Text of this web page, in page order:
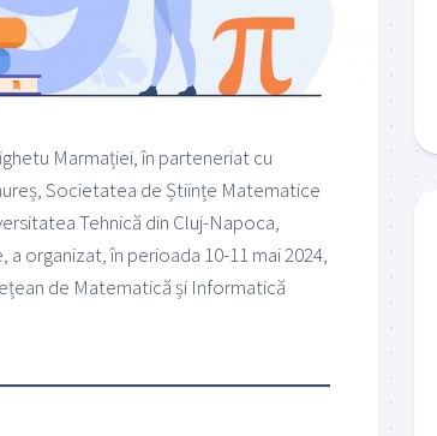
Marmației, în parteneriat cu
Societatea de Științe Matematice
Tehnică din Cluj-Napoca,
organizat, în perioada 10-11 mai 2024,
de Matematică și Informatică